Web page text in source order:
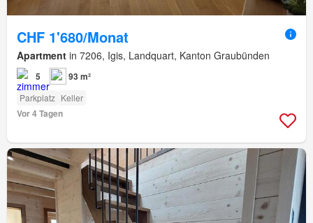
CHF 1'680/Monat
Apartment in 7206, Igis, Landquart, Kanton Graubünden
5 93 m²
Parkplatz Keller
Vor 4 Tagen